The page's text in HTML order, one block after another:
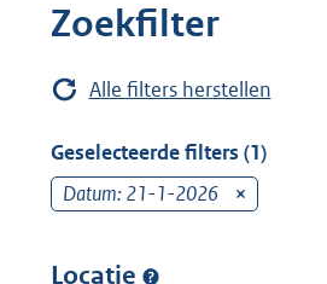
Zoekfilter
Alle filters herstellen
Geselecteerde filters (1)
Datum: 21-1-2026
Locatie